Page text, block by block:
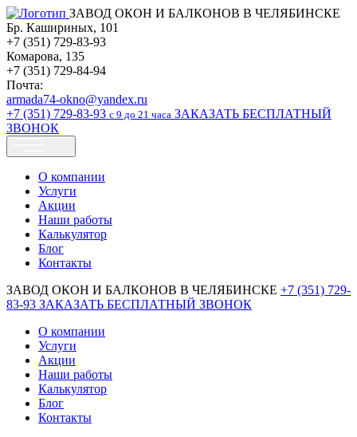
ЗАВОД ОКОН И БАЛКОНОВ В ЧЕЛЯБИНСКЕ
Бр. Кашириных, 101
+7 (351) 729-83-93
Комарова, 135
+7 (351) 729-84-94
Почта:
armada74-okno@yandex.ru
+7 (351) 729-83-93 c 9 до 21 часа ЗАКАЗАТЬ БЕСПЛАТНЫЙ
ЗВОНОК
О компании
Услуги
Акции
Наши работы
Калькулятор
Блог
Контакты
ЗАВОД ОКОН И БАЛКОНОВ В ЧЕЛЯБИНСКЕ +7 (351) 729-
83-93 ЗАКАЗАТЬ БЕСПЛАТНЫЙ ЗВОНОК
О компании
Услуги
Акции
Наши работы
Калькулятор
Блог
Контакты